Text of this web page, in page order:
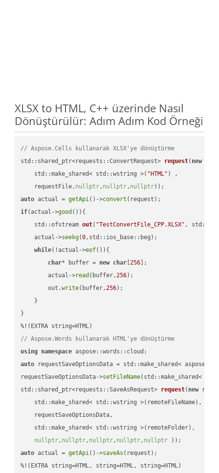
XLSX to HTML, C++ üzerinde Nasıl
Dönüştürülür: Adım Adım Kod Örneği
// Aspose.Cells kullanarak XLSX'ye dönüştürme
std::shared_ptr<requests::ConvertRequest> request( new
    std::make_shared< std::wstring >(
"HTML" ) ,
    requestFile,
nullptr, nullptr, nullptr))
auto actual = getApi()->convert
if(actual->good ()){
std::ofstream out( "TestConvertFile_CPP.XLSX" ,
    actual->
seekg(0,std::ios_base::beg);
while(!actual->eof()){
char* buffer = new char [256 ];
        actual->
read (buffer,256);
        out.
write(buffer,256);
    }
}
// Aspose.Words kullanarak HTML'ye dönüştürme
using namespace
auto requestSaveOptionsData = std::make_shared<
requestSaveOptionsData->setFileName(std::make_shared<
std::shared_ptr<requests::SaveAsRequest> request( new
    std::make_shared< std::wstring >(remoteFileName),
    requestSaveOptionsData,
    std::make_shared< std::wstring >(remoteFolder),
nullptr, nullptr, nullptr, nullptr, nullptr ))
auto actual = getApi()->saveAs (request);
%!(EXTRA string=HTML, string=HTML, string=HTML)